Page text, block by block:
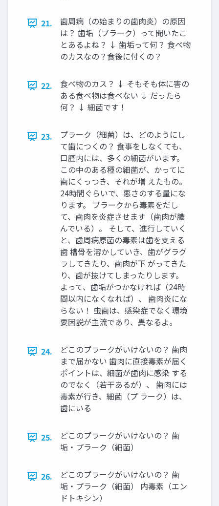
21.
歯周病（の始まりの歯肉炎）の原因
は？ 歯垢（プラーク）って聞いたこ
とあるよね？ ↓ 歯垢って何？ 食べ物
のカスなの？食後に付くの？
22.
食べ物のカス？ ↓ そもそも体に害の
ある食べ物は食べない ↓ だったら
何？ ↓ 細菌です！
23.
プラーク（細菌）は、どのようにし
て歯につくの？ 食事をしなくても、
口腔内には、多くの細菌がいます。
この中のある種の細菌が、かってに
歯にくっつき、それが増 えたもの。
24時間ぐらいで、悪さのする量にな
ります。 プラークから毒素をだし
て、歯肉を炎症させます（歯肉が膿
んでいる）。 そして、進行していく
と、歯周病原菌の毒素は歯を支える
歯 槽骨を溶かしていき、歯がグラグ
ラしてきたり、歯肉が下 がってきた
り、歯が抜けてしまったりします。
よって、歯垢がつかなければ（24時
間以内になくなれば）、 歯肉炎にな
らない！ 虫歯は、感染症でなく環境
要因説が主流であり、異なるよ。
24.
どこのプラークがいけないの？ 歯肉
まで届かない 歯肉に直接毒素が届く
ポイントは、細菌が歯肉に感染 する
のでなく（若干あるが）、 歯肉には
毒素が行き、細菌（プ ラーク）は、
歯にいる
25.
どこのプラークがいけないの？ 歯
垢・プラーク（細菌）
26.
どこのプラークがいけないの？ 歯
垢・プラーク（細菌） 内毒素（エン
ドトキシン）